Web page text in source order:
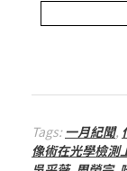
Tags:一月紀聞,
像術在光學檢測